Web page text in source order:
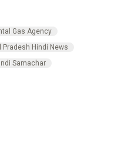
Gas Agency
Pradesh Hindi News
Samachar